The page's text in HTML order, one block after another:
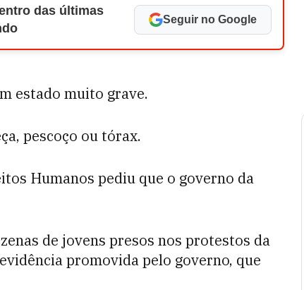
das últimas
Seguir no Google
estado muito grave.
pescoço ou tórax.
Humanos pediu que o governo da
de jovens presos nos protestos da
promovida pelo governo, que